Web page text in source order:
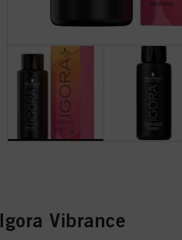
Igora Vibrance